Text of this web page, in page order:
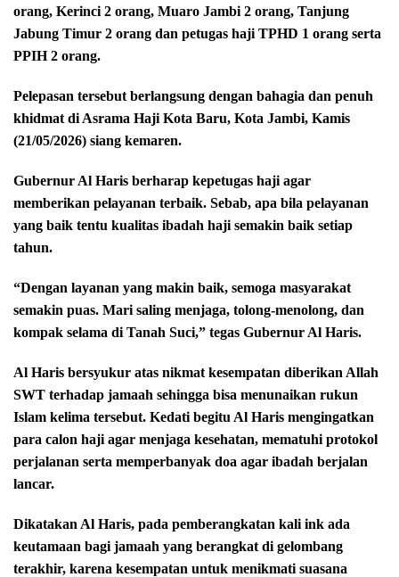
orang, Kerinci 2 orang, Muaro Jambi 2 orang, Tanjung
Jabung Timur 2 orang dan petugas haji TPHD 1 orang serta
PPIH 2 orang.
Pelepasan tersebut berlangsung dengan bahagia dan penuh
khidmat di Asrama Haji Kota Baru, Kota Jambi, Kamis
(21/05/2026) siang kemaren.
Gubernur Al Haris berharap kepetugas haji agar
memberikan pelayanan terbaik. Sebab, apa bila pelayanan
yang baik tentu kualitas ibadah haji semakin baik setiap
tahun.
“Dengan layanan yang makin baik, semoga masyarakat
semakin puas. Mari saling menjaga, tolong-menolong, dan
kompak selama di Tanah Suci,” tegas Gubernur Al Haris.
Al Haris bersyukur atas nikmat kesempatan diberikan Allah
SWT terhadap jamaah sehingga bisa menunaikan rukun
Islam kelima tersebut. Kedati begitu Al Haris mengingatkan
para calon haji agar menjaga kesehatan, mematuhi protokol
perjalanan serta memperbanyak doa agar ibadah berjalan
lancar.
Dikatakan Al Haris, pada pemberangkatan kali ink ada
keutamaan bagi jamaah yang berangkat di gelombang
terakhir, karena kesempatan untuk menikmati suasana